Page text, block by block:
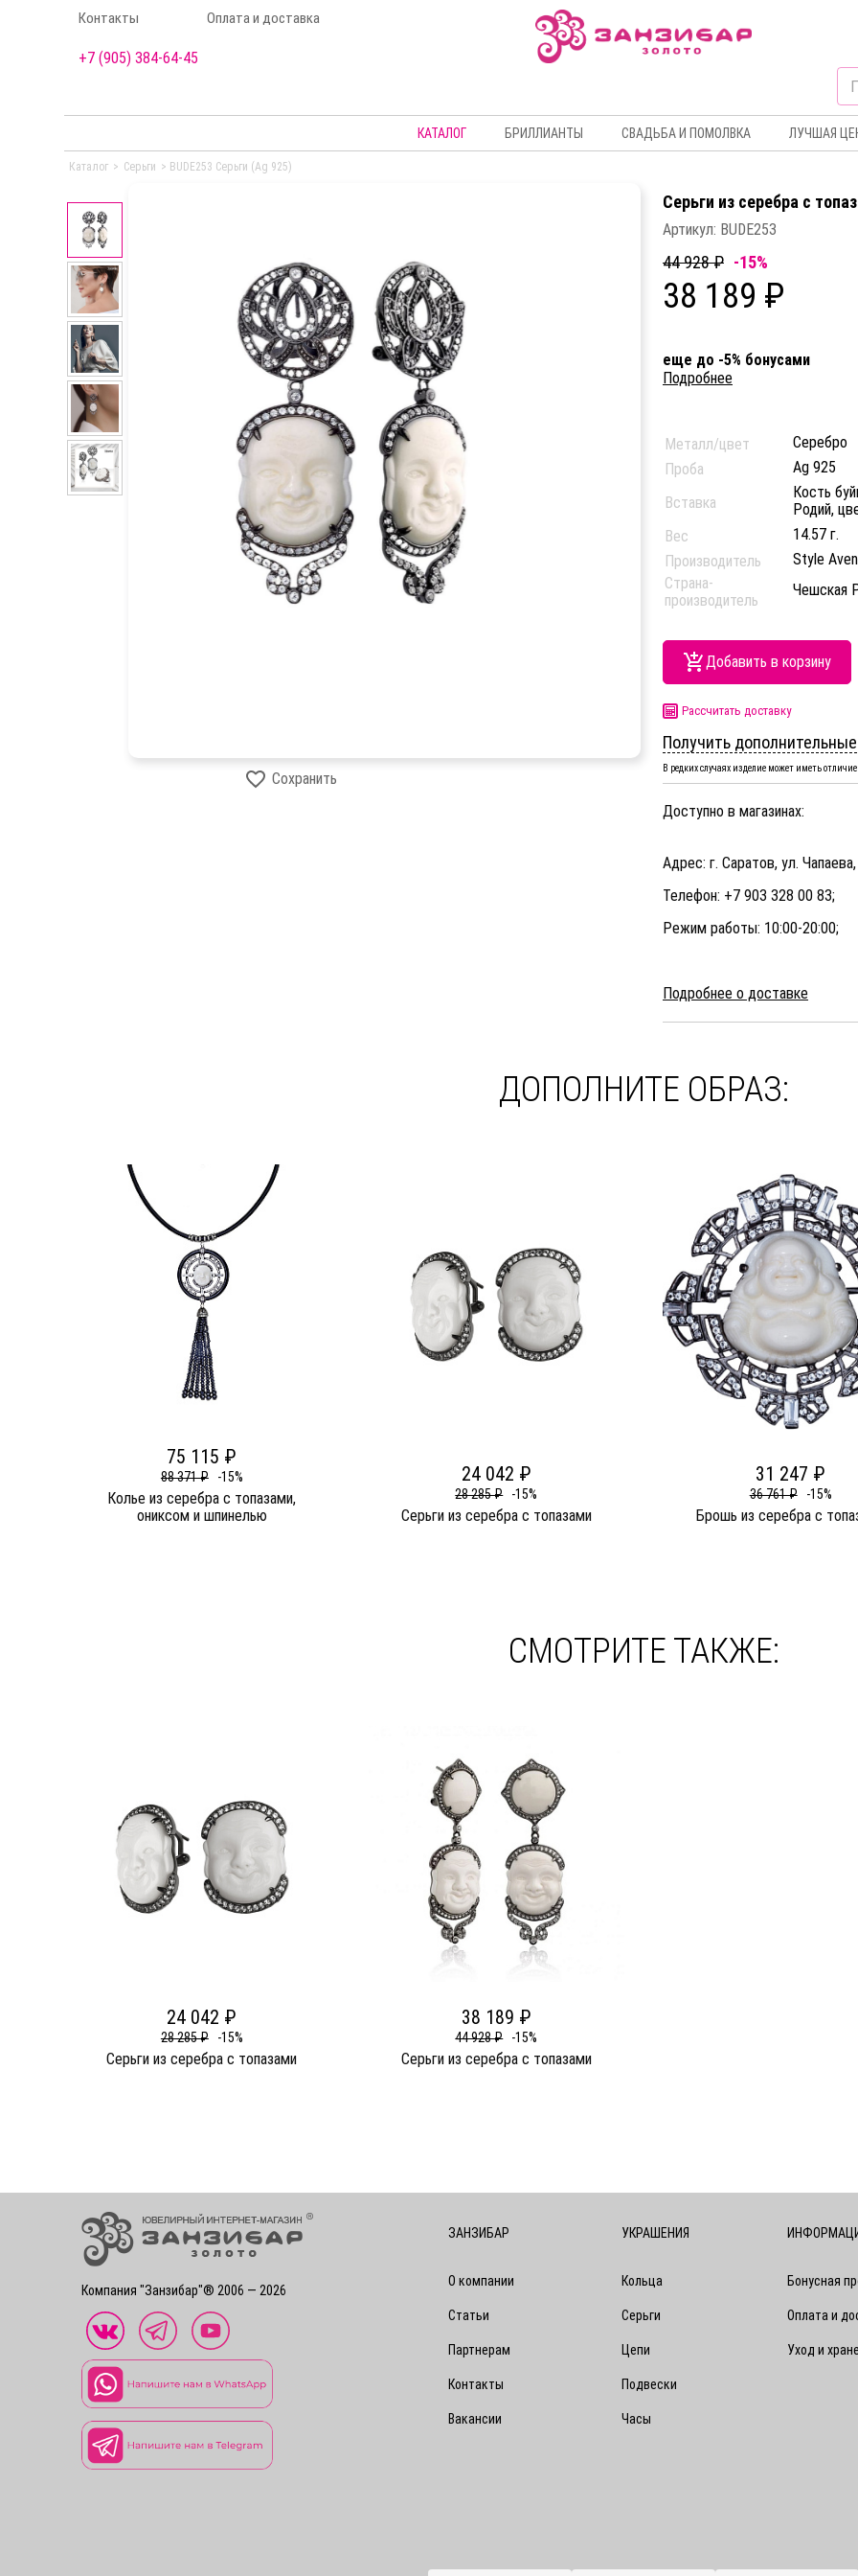
Контакты Оплата и доставка
+7 (905) 384-64-45
КАТАЛОГ БРИЛЛИАНТЫ СВАДЬБА И ПОМОЛВКА ЛУЧШАЯ
Каталог > Серьги > BUDE253 Серьги (Ag 925)
Сохранить
Серьги из серебра c
Артикул: BUDE253
44 928 ₽ -15%
38 189 ₽
еще до -5% бонусами
Подробнее
Металл/цвет
Серебро
Проба
Ag 925
Вставка
Кость
Родий,
Вес
14.57 г.
Производитель
Style
Страна-
производитель
Чешская
Добавить в корзину
Рассчитать доставку
Получить
В редких случаях изделие может иметь
Доступно в магазинах:
Адрес: г. Саратов, ул.
Телефон: +7 903 328 00 83;
Режим работы: 10:00-20:00;
Подробнее о доставке
ДОПОЛНИТЕ ОБРАЗ:
75 115 ₽
88 371 ₽ -15%
Колье из серебра c топазами,
ониксом и шпинелью
24 042 ₽
28 285 ₽ -15%
Серьги из серебра c топазами
31 247 ₽
36 761 ₽ -15%
Брошь из серебра c
СМОТРИТЕ ТАКЖЕ:
24 042 ₽
28 285 ₽ -15%
Серьги из серебра c топазами
38 189 ₽
44 928 ₽ -15%
Серьги из серебра c топазами
Компания "Занзибар"® 2006 — 2026
ЗАНЗИБАР
О компании
Статьи
Партнерам
Контакты
Вакансии
УКРАШЕНИЯ
Кольца
Серьги
Цепи
Подвески
Часы
Бонусная
Оплата и
Уход и